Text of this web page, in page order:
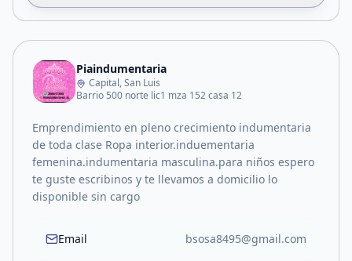
Piaindumentaria
Capital, San Luis
Barrio 500 norte lic1 mza 152 casa 12
Emprendimiento en pleno crecimiento indumentaria
de toda clase Ropa interior.induementaria
femenina.indumentaria masculina.para niños espero
te guste escribinos y te llevamos a domicilio lo
disponible sin cargo
Email bsosa8495@gmail.com